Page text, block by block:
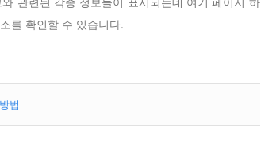
를 확인할 수 있습니다.
법